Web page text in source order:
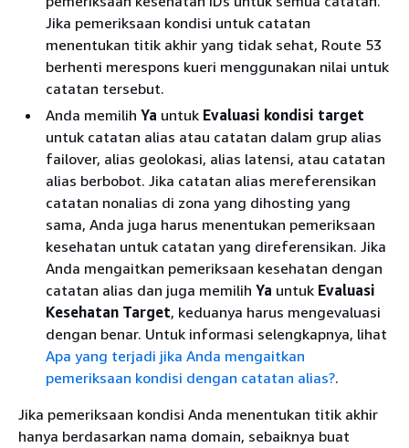
Jika pemeriksaan kondisi untuk catatan
menentukan titik akhir yang tidak sehat, Route 53
berhenti merespons kueri menggunakan nilai untuk
catatan tersebut.
Anda memilih Ya untuk Evaluasi kondisi target
untuk catatan alias atau catatan dalam grup alias
failover, alias geolokasi, alias latensi, atau catatan
alias berbobot. Jika catatan alias mereferensikan
catatan nonalias di zona yang dihosting yang
sama, Anda juga harus menentukan pemeriksaan
kesehatan untuk catatan yang direferensikan. Jika
Anda mengaitkan pemeriksaan kesehatan dengan
catatan alias dan juga memilih Ya untuk Evaluasi
Kesehatan Target, keduanya harus mengevaluasi
dengan benar. Untuk informasi selengkapnya, lihat
Apa yang terjadi jika Anda mengaitkan
pemeriksaan kondisi dengan catatan alias?.
Jika pemeriksaan kondisi Anda menentukan titik akhir
hanya berdasarkan nama domain, sebaiknya buat